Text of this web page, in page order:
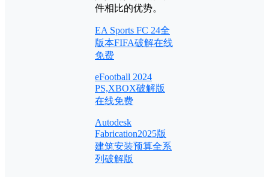
件相比的优势。
EA Sports FC 24全
版本FIFA破解在线
免费
eFootball 2024
PS,XBOX破解版
在线免费
Autodesk
Fabrication2025版
建筑安装预算全系
列破解版